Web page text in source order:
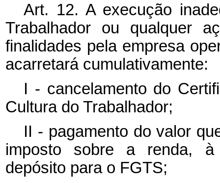
Art. 12. A execução
Trabalhador ou qualquer
finalidades pela empresa
acarretará cumulativamente:
I - cancelamento do
Cultura do Trabalhador;
II - pagamento do valor
imposto sobre a renda, à
depósito para o FGTS;